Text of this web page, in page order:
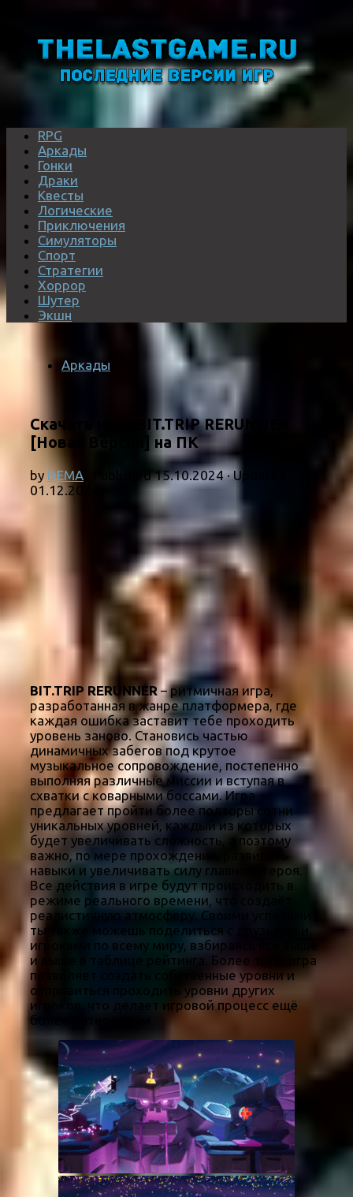
RPG
Аркады
Гонки
Драки
Квесты
Логические
Приключения
Симуляторы
Спорт
Стратегии
Хоррор
Шутер
Экшн
Аркады
Скачать игру BIT.TRIP RERUNNER
[Новая Версия] на ПК
by DEMA · Published15.10.2024· Updated
01.12.2024
BIT.TRIP RERUNNER– ритмичная игра,
разработанная в жанре платформера, где
каждая ошибка заставит тебе проходить
уровень заново. Становись частью
динамичных забегов под крутое
музыкальное сопровождение, постепенно
выполняя различные миссии и вступая в
схватки с коварными боссами. Игра
предлагает пройти более полторы сотни
уникальных уровней, каждый из которых
будет увеличивать сложность, а поэтому
важно, по мере прохождения, развивать
навыки и увеличивать силу главного героя.
Все действия в игре будут происходить в
режиме реального времени, что создаёт
реалистичную атмосферу. Своими успехами
ты также можешь поделиться с друзьями и
игроками по всему миру, взбираясь все выше
и выше в таблице рейтинга. Более того, игра
позволяет создать собственные уровни и
отправиться проходить уровни других
игроков, что делает игровой процесс ещё
более интересным.